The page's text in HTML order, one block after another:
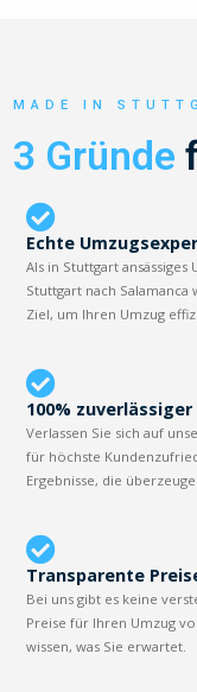
MADE IN
3 Gründe
Echte
Als in Stuttgart
Stuttgart nach
Ziel, um Ihren Umzug
100%
Verlassen Sie sich auf
für höchste
Ergebnisse, die
Transparente
Bei uns gibt es keine
Preise für Ihren Umzug
wissen, was Sie erwartet.